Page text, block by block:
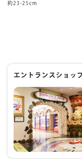
約23-25cm
エントランスショッ